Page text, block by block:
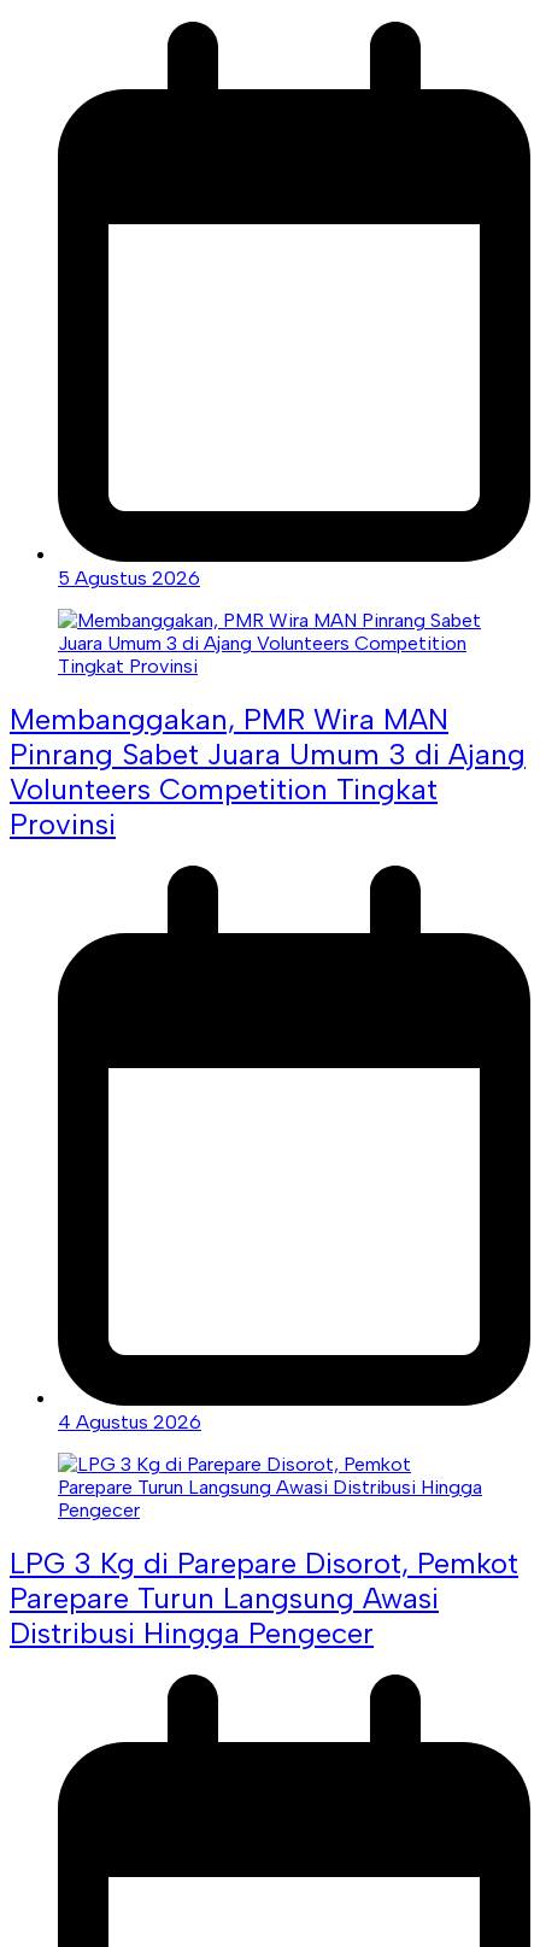
5 Agustus 2026
Membanggakan, PMR Wira MAN
Pinrang Sabet Juara Umum 3 di Ajang
Volunteers Competition Tingkat
Provinsi
4 Agustus 2026
LPG 3 Kg di Parepare Disorot, Pemkot
Parepare Turun Langsung Awasi
Distribusi Hingga Pengecer